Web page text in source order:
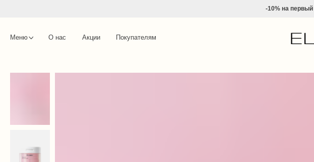
-10% напервый
Меню О нас Акции Покупателям